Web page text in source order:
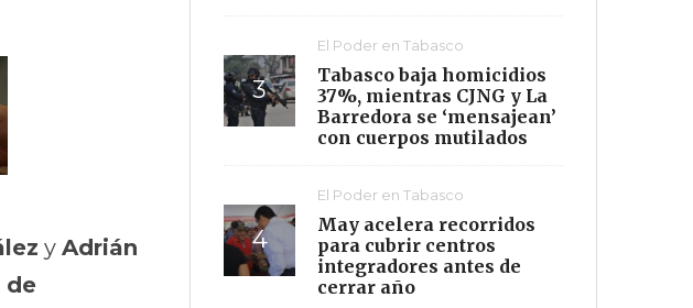
y Adrián
de
El Poder en Tabasco
Tabasco baja homicidios
37%, mientras CJNG y La
Barredora se ‘mensajean’
con cuerpos mutilados
El Poder en Tabasco
May acelera recorridos
para cubrir centros
integradores antes de
cerrar año